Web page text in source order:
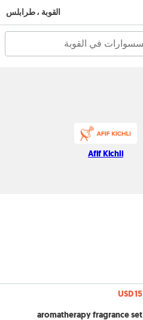
القوبة ، طرابلس
Afif Kichli
USD 15
aromatherapy fragrance set